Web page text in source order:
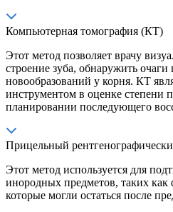
Компьютерная томография (КТ)
Этот метод позволяет врачу
строение зуба, обнаружить
новообразований у корня. КТ
инструментом в оценке степени
планировании последующего
Прицельный
Этот метод используется для
инородных предметов, таких
которые могли остаться после